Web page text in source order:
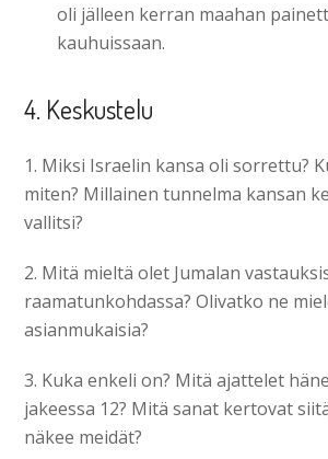
oli jälleen kerran maahan
kauhuissaan.
4. Keskustelu
1. Miksi Israelin kansa oli sorrettu?
miten? Millainen tunnelma kansan
vallitsi?
2. Mitä mieltä olet Jumalan
raamatunkohdassa? Olivatko ne
asianmukaisia?
3. Kuka enkeli on? Mitä ajattelet
jakeessa 12? Mitä sanat kertovat
näkee meidät?